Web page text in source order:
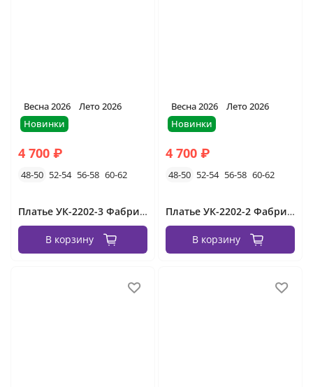
Весна 2026
Лето 2026
Новинки
4 700 ₽
48-50 52-54 56-58 60-62
Платье УК-2202-3 Фабрика Моды
В корзину
Весна 2026
Лето 2026
Новинки
4 700 ₽
48-50 52-54 56-58 60-62
Платье УК-2202-2 Фабрика Моды
В корзину